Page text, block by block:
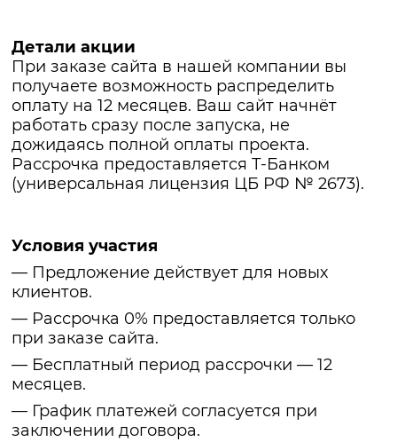
Детали акции
При заказе сайта в нашей компании вы
получаете возможность распределить
оплату на 12 месяцев. Ваш сайт начнёт
работать сразу после запуска, не
дожидаясь полной оплаты проекта.
Рассрочка предоставляется Т-Банком
(универсальная лицензия ЦБ РФ № 2673).
Условия участия
— Предложение действует для новых
клиентов.
— Рассрочка 0% предоставляется только
при заказе сайта.
— Бесплатный период рассрочки — 12
месяцев.
— График платежей согласуется при
заключении договора.